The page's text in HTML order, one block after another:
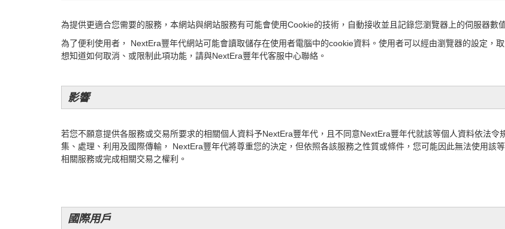
為提供更適合您需要的服務，本網站與網站服務有可能會使用Cookie的技術，自動接收並且記錄您瀏覽器上的伺服器數
為了便利使用者， NextEra豐年代網站可能會讀取儲存在使用者電腦中的cookie資料。使用者可以經由瀏覽器的設定，
想知道如何取消、或限制此項功能，請與NextEra豐年代客服中心聯絡。
影響
若您不願意提供各服務或交易所要求的相關個人資料予NextEra豐年代，且不同意NextEra豐年代就該等個人資料依法
集、處理、利用及國際傳輸， NextEra豐年代將尊重您的決定， 但依照各該服務之性質或條件，您可能因此無法使用該
相關服務或完成相關交易之權利。
國際用戶